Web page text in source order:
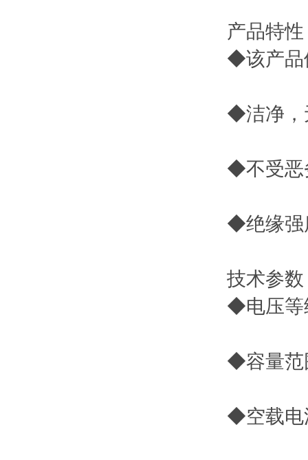
产品特性
◆该产品
◆洁净，
◆不受恶
◆绝缘强
技术参数
◆电压等
◆容量范
◆空载电